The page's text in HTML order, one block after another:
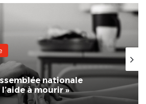
nationale
à mourir »